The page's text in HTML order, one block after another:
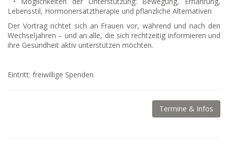
Lebensstil, Hormonersatztherapie und pflanzliche Alternativen
Der Vortrag richtet sich an Frauen vor, während und nach den
Wechseljahren – und an alle, die sich rechtzeitig informieren und
ihre Gesundheit aktiv unterstützen möchten.
Eintritt: freiwillige Spenden
Termine & Infos